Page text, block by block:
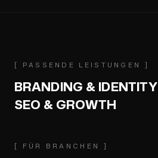
[ PASSENDE LEISTUNGEN ]
BRANDING & IDENTITY
SEO & GROWTH
[ FÜR BRANCHEN ]